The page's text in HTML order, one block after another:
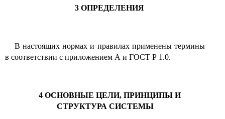
3 ОПРЕДЕЛЕНИЯ
В настоящих нормах и правилах применены термины
в соответствии с приложением А и ГОСТ Р 1.0.
4ОСНОВНЫЕ ЦЕЛИ, ПРИНЦИПЫ И
СТРУКТУРА СИСТЕМЫ